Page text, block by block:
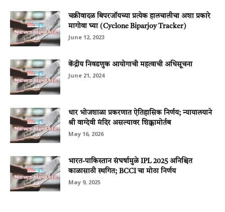
चक्रीवादळ बिपरजॉयच्या प्रत्येक हालचालीचा अशा प्रकारे
मागोवा घ्या (Cyclone Biparjoy Tracker)
June 12, 2023
केंद्रीय निवडणुक आयोगाची महत्वाची अधिसूचना
June 21, 2024
धार भोजशाळा प्रकरणात ऐतिहासिक निर्णय; न्यायालयाने
श्री वाग्देवी मंदिर असल्यावर शिक्कामोर्तब
May 16, 2026
भारत-पाकिस्तान संघर्षामुळे IPL 2025 अनिश्चित
काळासाठी स्थगित; BCCI चा मोठा निर्णय
May 9, 2025